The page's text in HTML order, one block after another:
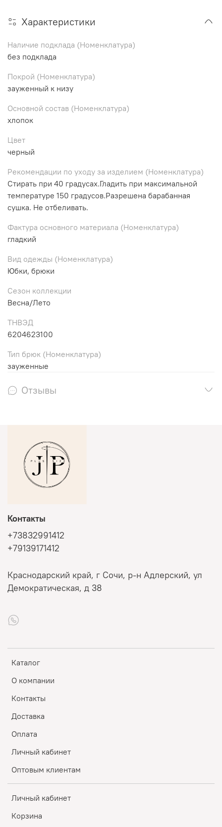
Характеристики
Наличие подклада (Номенклатура)
без подклада
Покрой (Номенклатура)
зауженный к низу
Основной состав (Номенклатура)
хлопок
Цвет
черный
Рекомендации по уходу за изделием (Номенклатура)
Стирать при 40 градусах.Гладить при максимальной
температуре 150 градусов.Разрешена барабанная
сушка. Не отбеливать.
Фактура основного материала (Номенклатура)
гладкий
Вид одежды (Номенклатура)
Юбки, брюки
Сезон коллекции
Весна/Лето
ТНВЭД
6204623100
Тип брюк (Номенклатура)
зауженные
Отзывы
Каталог
О компании
Контакты
Доставка
Оплата
Личный кабинет
Оптовым клиентам
Личный кабинет
Корзина
Контакты
+73832991412
+79139171412
Краснодарский край, г Сочи, р-н Адлерский, ул
Демократическая, д 38